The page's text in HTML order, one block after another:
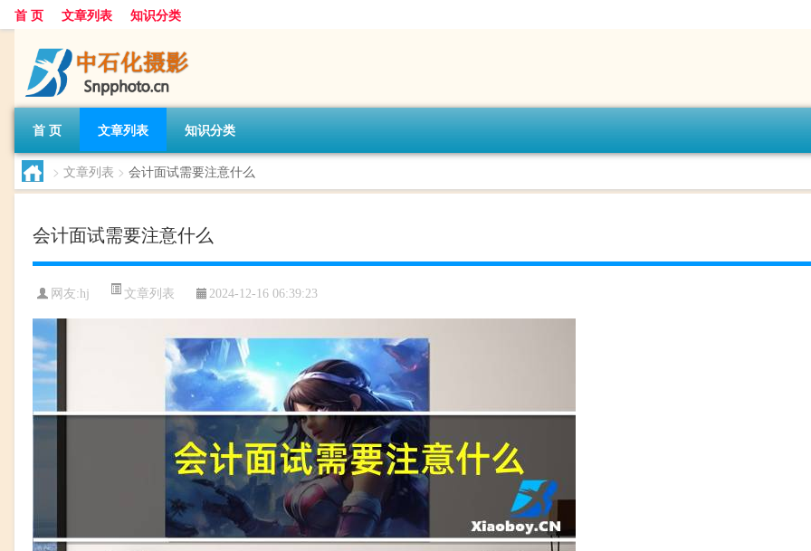
首 页 文章列表 知识分类
首 页 文章列表 知识分类
> 文章列表 > 会计面试需要注意什么
会计面试需要注意什么
网友:hj 文章列表 2024-12-16 06:39:23